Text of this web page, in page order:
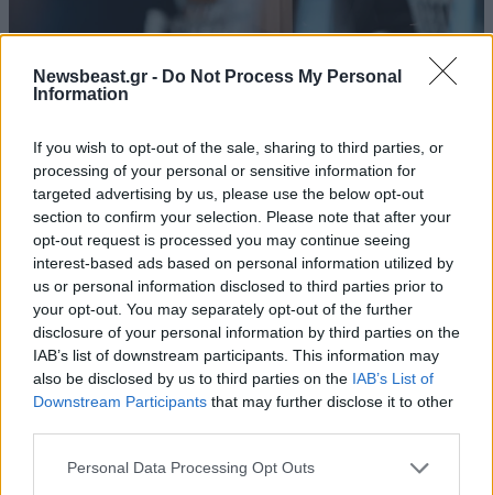
Newsbeast.gr - Do Not Process My Personal
Information
If you wish to opt-out of the sale, sharing to third parties, or
processing of your personal or sensitive information for
targeted advertising by us, please use the below opt-out
section to confirm your selection. Please note that after your
opt-out request is processed you may continue seeing
interest-based ads based on personal information utilized by
us or personal information disclosed to third parties prior to
your opt-out. You may separately opt-out of the further
disclosure of your personal information by third parties on the
IAB’s list of downstream participants. This information may
also be disclosed by us to third parties on the IAB’s List of
Downstream Participants that may further disclose it to other
Please note that this website/app uses one or more Google
Personal Data Processing Opt Outs
που ακολούθησε, ο κ. Δένδιας, μεταξύ άλλων,
μιλώντας για το αποτύπωμα του ΕΛΚΑΚ εξήγησε ότι
το Ελληνικό Κέντρο Ανάπτυξης Καινοτομίας «δεν
προκηρύσσειδιαγωνισμούς για την αγορά
προϊόντων»
αλλά «στην πραγματικότητα το ΕΛΚΑΚ
προκηρύσσει ερωτήσεις προς ένα οικοσύστημα. Η
Διεύθυνση Καινοτομίας των Ενόπλων Δυνάμεων
διατυπώνει το ερώτημα στο ΕΛΚΑΚ και το ΕΛΚΑΚ
συνομιλώντας με το οικοσύστημα, ρωτάει ποια λύση
μπορεί να βρεθεί».
ΕΛΚΑΚ «φέρνει σε επαφή τις Ένοπλες Δυνάμεις με